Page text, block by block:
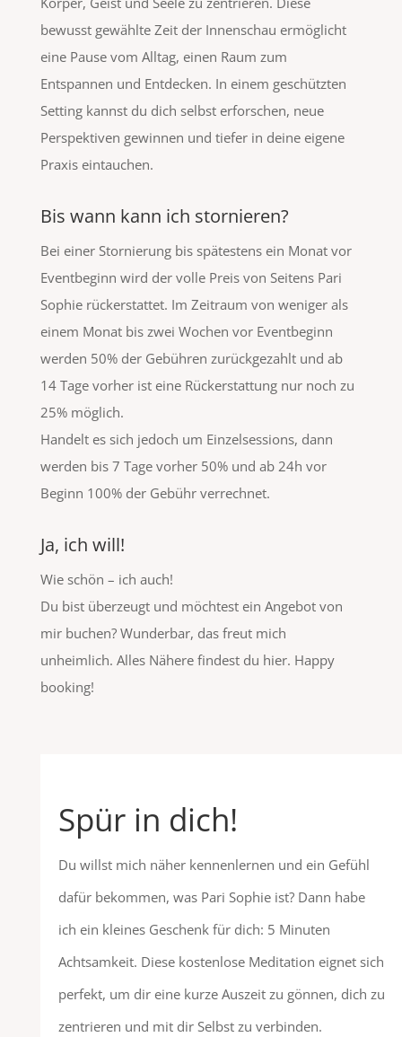
bewusst gewählte Zeit der Innenschau ermöglicht
eine Pause vom Alltag, einen Raum zum
Entspannen und Entdecken. In einem geschützten
Setting kannst du dich selbst erforschen, neue
Perspektiven gewinnen und tiefer in deine eigene
Praxis eintauchen.
Bis wann kann ich stornieren?
Bei einer Stornierung bis spätestens ein Monat vor
Eventbeginn wird der volle Preis von Seitens Pari
Sophie rückerstattet. Im Zeitraum von weniger als
einem Monat bis zwei Wochen vor Eventbeginn
werden 50% der Gebühren zurückgezahlt und ab
14 Tage vorher ist eine Rückerstattung nur noch zu
25% möglich.
Handelt es sich jedoch um Einzelsessions, dann
werden bis 7 Tage vorher 50% und ab 24h vor
Beginn 100% der Gebühr verrechnet.
Ja, ich will!
Wie schön – ich auch!
Du bist überzeugt und möchtest ein Angebot von
mir buchen? Wunderbar, das freut mich
unheimlich. Alles Nähere findest du hier. Happy
booking!
Spür in dich!
Du willst mich näher kennenlernen und ein Gefühl
dafür bekommen, was Pari Sophie ist? Dann habe
ich ein kleines Geschenk für dich: 5 Minuten
Achtsamkeit. Diese kostenlose Meditation eignet sich
perfekt, um dir eine kurze Auszeit zu gönnen, dich zu
zentrieren und mit dir Selbst zu verbinden.